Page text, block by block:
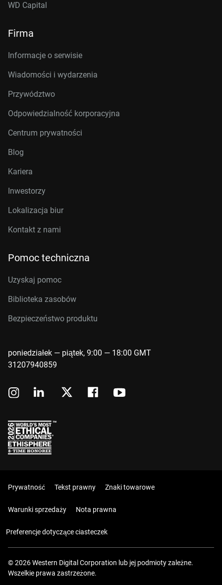
WD Capital
Firma
Informacje o serwisie
Wiadomości i wydarzenia
Przywództwo
Odpowiedzialność korporacyjna
Centrum prywatności
Blog
Kariera
Inwestorzy
Lokalizacja biur
Kontakt z nami
Pomoc techniczna
Uzyskaj pomoc
Biblioteka zasobów
Bezpieczeństwo produktu
poniedziałek — piątek, 9:00 — 18:00 GMT
31207940859
Prywatność Tekst prawny Znaki towarowe
Warunki sprzedaży Nota prawna
Preferencje dotyczące ciasteczek
© 2026 Western Digital Corporation lub jej podmioty zależne.
Wszelkie prawa zastrzeżone.